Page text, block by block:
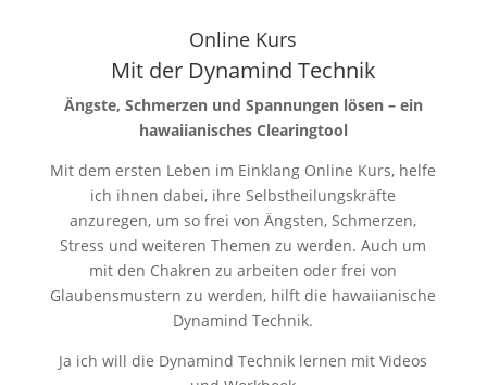
Online Kurs
Mit der Dynamind Technik
Ängste, Schmerzen und Spannungen lösen – ein
hawaiianisches Clearingtool
Mit dem ersten Leben im Einklang Online Kurs, helfe
ich ihnen dabei, ihre Selbstheilungskräfte
anzuregen, um so frei von Ängsten, Schmerzen,
Stress und weiteren Themen zu werden. Auch um
mit den Chakren zu arbeiten oder frei von
Glaubensmustern zu werden, hilft die hawaiianische
Dynamind Technik.
Ja ich will die Dynamind Technik lernen mit Videos